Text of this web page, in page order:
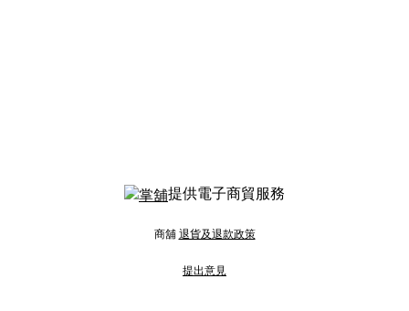
提供電子商貿服務
商舖 退貨及退款政策
提出意見